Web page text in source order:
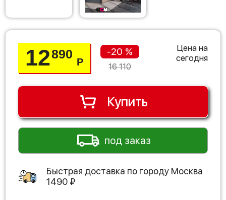
12890
Р
-20 %
16 110
Цена на
сегодня
Купить
под заказ
Быстрая доставка по городу Москва
1490 ₽